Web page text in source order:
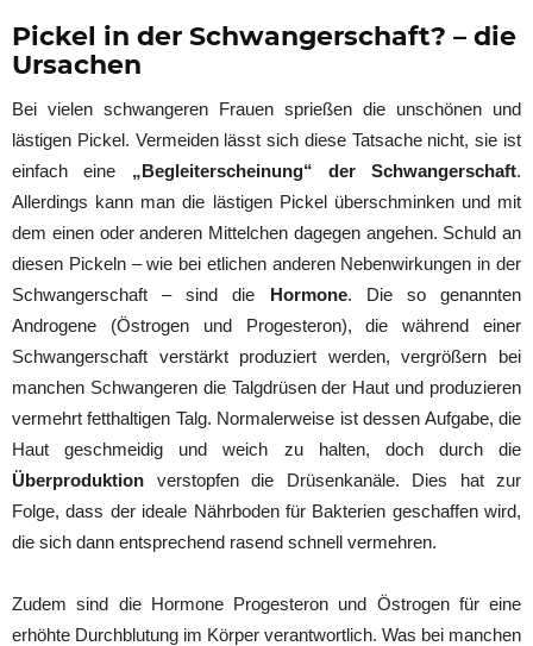
Pickel in der Schwangerschaft? – die
Ursachen
Bei vielen schwangeren Frauen sprießen die unschönen und
lästigen Pickel. Vermeiden lässt sich diese Tatsache nicht, sie ist
einfach eine „Begleiterscheinung“ der Schwangerschaft.
Allerdings kann man die lästigen Pickel überschminken und mit
dem einen oder anderen Mittelchen dagegen angehen. Schuld an
diesen Pickeln – wie bei etlichen anderen Nebenwirkungen in der
Schwangerschaft – sind die Hormone. Die so genannten
Androgene (Östrogen und Progesteron), die während einer
Schwangerschaft verstärkt produziert werden, vergrößern bei
manchen Schwangeren die Talgdrüsen der Haut und produzieren
vermehrt fetthaltigen Talg. Normalerweise ist dessen Aufgabe, die
Haut geschmeidig und weich zu halten, doch durch die
Überproduktion verstopfen die Drüsenkanäle. Dies hat zur
Folge, dass der ideale Nährboden für Bakterien geschaffen wird,
die sich dann entsprechend rasend schnell vermehren.
Zudem sind die Hormone Progesteron und Östrogen für eine
erhöhte Durchblutung im Körper verantwortlich. Was bei manchen